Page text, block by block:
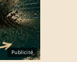
Publicité